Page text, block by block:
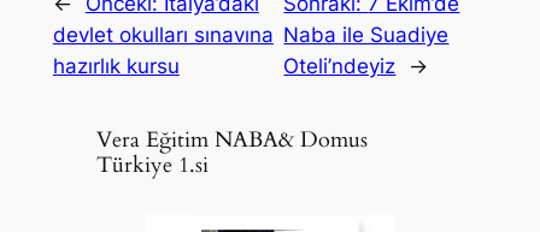
devlet okulları sınavına
hazırlık kursu
Naba ile Suadiye
Oteli’ndeyiz
→
Vera Eğitim NABA& Domus
Türkiye 1.si